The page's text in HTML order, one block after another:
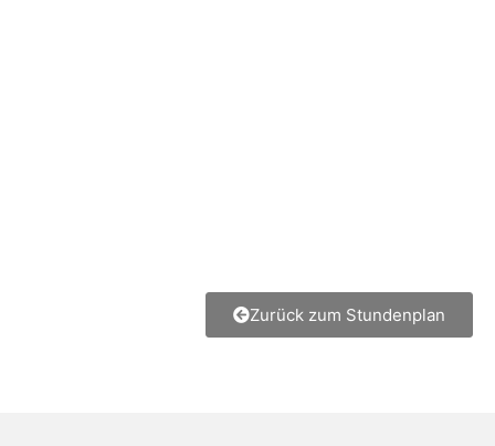
Zurück zum Stundenplan